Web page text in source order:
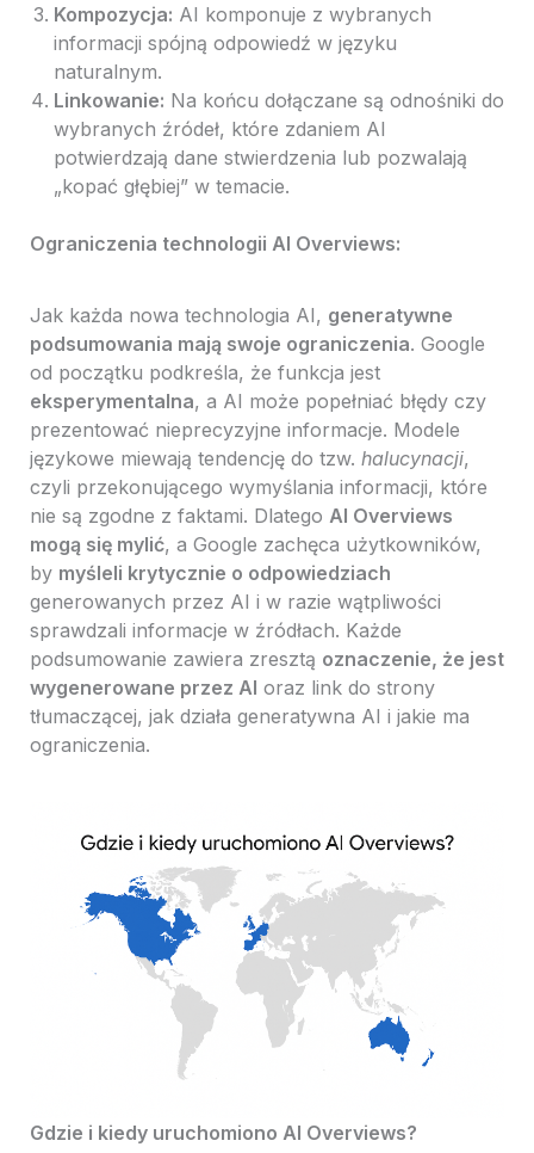
Kompozycja: AI komponuje z wybranych
informacji spójną odpowiedź w języku
naturalnym.
Linkowanie: Na końcu dołączane są odnośniki do
wybranych źródeł, które zdaniem AI
potwierdzają dane stwierdzenia lub pozwalają
„kopać głębiej” w temacie.
Ograniczenia technologii AI Overviews:
Jak każda nowa technologia AI, generatywne
podsumowania mają swoje ograniczenia. Google
od początku podkreśla, że funkcja jest
eksperymentalna, a AI może popełniać błędy czy
prezentować nieprecyzyjne informacje. Modele
językowe miewają tendencję do tzw. halucynacji,
czyli przekonującego wymyślania informacji, które
nie są zgodne z faktami. Dlatego AI Overviews
mogą się mylić, a Google zachęca użytkowników,
by myśleli krytycznie o odpowiedziach
generowanych przez AI i w razie wątpliwości
sprawdzali informacje w źródłach. Każde
podsumowanie zawiera zresztą oznaczenie, że jest
wygenerowane przez AI oraz link do strony
tłumaczącej, jak działa generatywna AI i jakie ma
ograniczenia.
Gdzie i kiedy uruchomiono AI Overviews?